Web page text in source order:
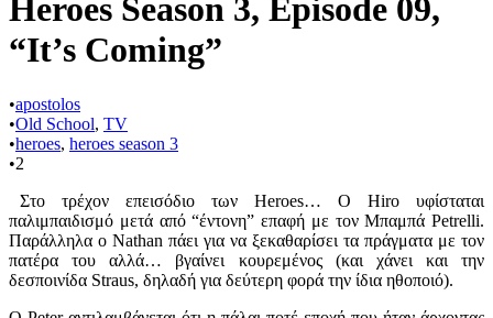
Heroes Season 3, Episode 09,
“It’s Coming”
•apostolos
•Old School, TV
•heroes, heroes season 3
•2
Στο τρέχον επεισόδιο των Heroes… Ο Hiro υφίσταται
παλιμπαιδισμό μετά από “έντονη” επαφή με τον Μπαμπά Petrelli.
Παράλληλα ο Nathan πάει για να ξεκαθαρίσει τα πράγματα με τον
πατέρα του αλλά… βγαίνει κουρεμένος (και χάνει και την
δεσποινίδα Straus, δηλαδή για δεύτερη φορά την ίδια ηθοποιό).